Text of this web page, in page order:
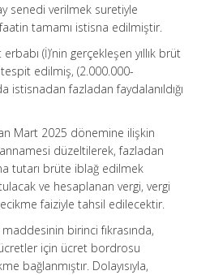
senedi verilmek suretiyle
tamamı istisna edilmiştir.
(İ)’nin gerçekleşen yıllık brüt
edilmiş, (2.000.000-
istisnadan fazladan faydalanıldığı
Mart 2025 dönemine ilişkin
düzeltilerek, fazladan
tutarı brüte iblağ edilmek
ve hesaplanan vergi, vergi
faiziyle tahsil edilecektir.
birinci fıkrasında,
için ücret bordrosu
bağlanmıştır. Dolayısıyla,